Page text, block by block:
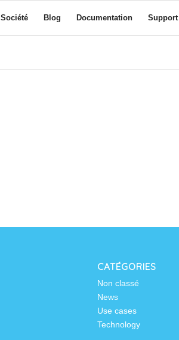
Société Blog Documentation Support
CATÉGORIES
Non classé
News
Use cases
Technology